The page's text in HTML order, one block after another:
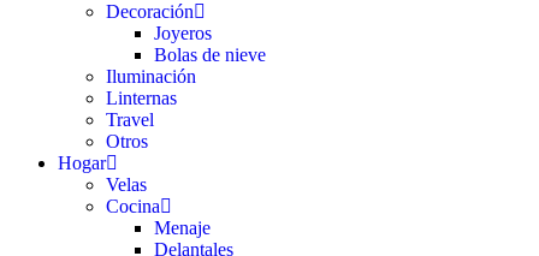
Decoración
Joyeros
Bolas de nieve
Iluminación
Linternas
Travel
Otros
Hogar
Velas
Cocina
Menaje
Delantales